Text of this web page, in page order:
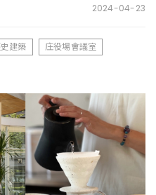
2024-04-23
建築 庄役場會議室